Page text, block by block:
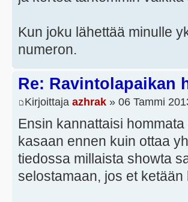
Kun joku lähettää minulle
numeron.
Re: Ravintolapaikan
Kirjoittaja azhrak » 06 Tammi
Ensin kannattaisi
kasaan ennen kuin ottaa
tiedossa millaista showta
selostamaan, jos et